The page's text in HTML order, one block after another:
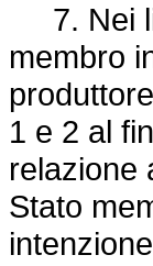
7. Nei
membro
1 e 2 al
relazione
Stato